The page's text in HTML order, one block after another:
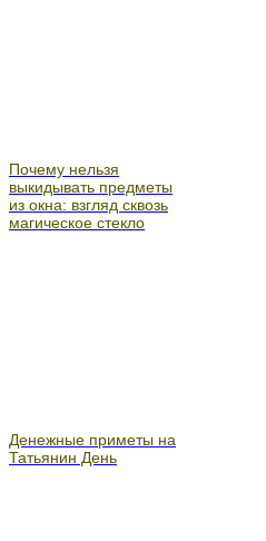
Почему нельзя
выкидывать предметы
из окна: взгляд сквозь
магическое стекло
Денежные приметы на
Татьянин День